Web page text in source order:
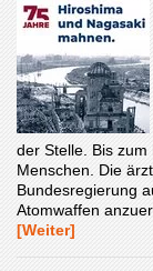
der Stelle. Bis
Menschen. Die
Bundesregierung
Atomwaffen
[Weiter]